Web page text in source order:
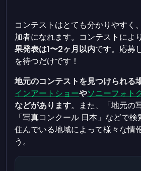
コンテストはとても分かりやすく
加者になれます。コンテストによ
果発表は1〜2ヶ月以内です。応募
を待つだけです！
地元のコンテストを見つけられる
インアートショーやソニーフォト
などがあります。また、「地元の
「写真コンクール 日本」などで
住んでいる地域によって様々な情
う。